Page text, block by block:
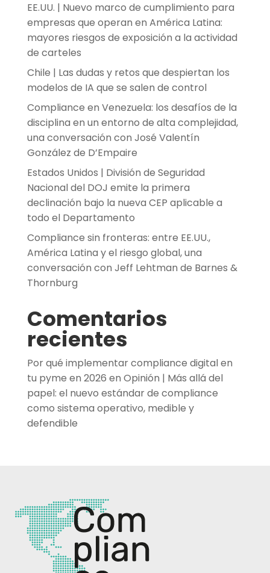
EE.UU. | Nuevo marco de cumplimiento para
empresas que operan en América Latina:
mayores riesgos de exposición a la actividad
de carteles
Chile | Las dudas y retos que despiertan los
modelos de IA que se salen de control
Compliance en Venezuela: los desafíos de la
disciplina en un entorno de alta complejidad,
una conversación con José Valentín
González de D’Empaire
Estados Unidos | División de Seguridad
Nacional del DOJ emite la primera
declinación bajo la nueva CEP aplicable a
todo el Departamento
Compliance sin fronteras: entre EE.UU.,
América Latina y el riesgo global, una
conversación con Jeff Lehtman de Barnes &
Thornburg
Comentarios
recientes
Por qué implementar compliance digital en
tu pyme en 2026 en Opinión | Más allá del
papel: el nuevo estándar de compliance
como sistema operativo, medible y
defendible